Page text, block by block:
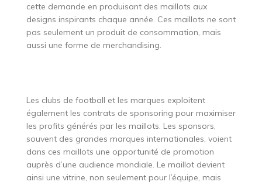
cette demande en produisant des maillots aux
designs inspirants chaque année. Ces maillots ne sont
pas seulement un produit de consommation, mais
aussi une forme de merchandising.
Les clubs de football et les marques exploitent
également les contrats de sponsoring pour maximiser
les profits générés par les maillots. Les sponsors,
souvent des grandes marques internationales, voient
dans ces maillots une opportunité de promotion
auprès d’une audience mondiale. Le maillot devient
ainsi une vitrine, non seulement pour l’équipe, mais